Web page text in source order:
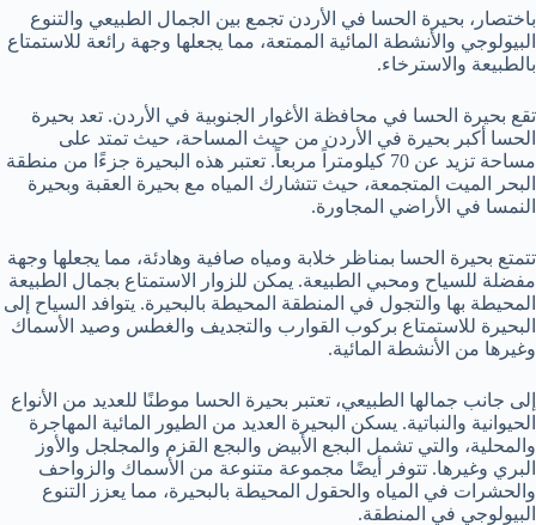
باختصار، بحيرة الحسا في الأردن تجمع بين الجمال الطبيعي والتنوع
البيولوجي والأنشطة المائية الممتعة، مما يجعلها وجهة رائعة للاستمتاع
بالطبيعة والاسترخاء.
تقع بحيرة الحسا في محافظة الأغوار الجنوبية في الأردن. تعد بحيرة
الحسا أكبر بحيرة في الأردن من حيث المساحة، حيث تمتد على
مساحة تزيد عن 70 كيلومتراً مربعاً. تعتبر هذه البحيرة جزءًا من منطقة
البحر الميت المتجمعة، حيث تتشارك المياه مع بحيرة العقبة وبحيرة
النمسا في الأراضي المجاورة.
تتمتع بحيرة الحسا بمناظر خلابة ومياه صافية وهادئة، مما يجعلها وجهة
مفضلة للسياح ومحبي الطبيعة. يمكن للزوار الاستمتاع بجمال الطبيعة
المحيطة بها والتجول في المنطقة المحيطة بالبحيرة. يتوافد السياح إلى
البحيرة للاستمتاع بركوب القوارب والتجديف والغطس وصيد الأسماك
وغيرها من الأنشطة المائية.
إلى جانب جمالها الطبيعي، تعتبر بحيرة الحسا موطنًا للعديد من الأنواع
الحيوانية والنباتية. يسكن البحيرة العديد من الطيور المائية المهاجرة
والمحلية، والتي تشمل البجع الأبيض والبجع القزم والمجلجل والأوز
البري وغيرها. تتوفر أيضًا مجموعة متنوعة من الأسماك والزواحف
والحشرات في المياه والحقول المحيطة بالبحيرة، مما يعزز التنوع
البيولوجي في المنطقة.